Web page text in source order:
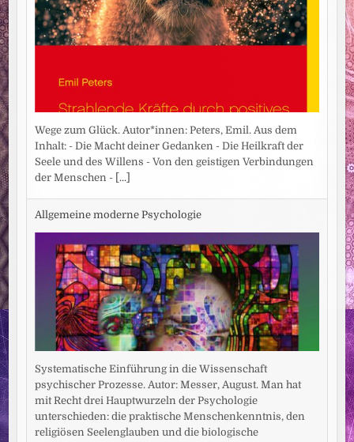
Wege zum Glück. Autor*innen: Peters, Emil. Aus dem
Inhalt: - Die Macht deiner Gedanken - Die Heilkraft der
Seele und des Willens - Von den geistigen Verbindungen
der Menschen -
[...]
Allgemeine moderne Psychologie
Systematische Einführung in die Wissenschaft
psychischer Prozesse. Autor: Messer, August. Man hat
mit Recht drei Hauptwurzeln der Psychologie
unterschieden: die praktische Menschenkenntnis, den
religiösen Seelenglauben und die biologische